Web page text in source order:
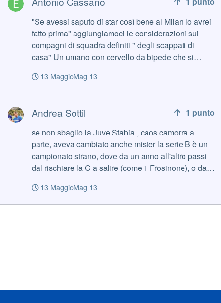
"Se avessi saputo di star così bene al Milan lo avrei
fatto prima" aggiungiamoci le considerazioni sui
compagni di squadra definiti " degli scappati di
casa" Un umano con cervello da bipede che si
pallone.
13 MaggioMag 13
Andrea Sottil 1 punto
se non sbaglio la Juve Stabia , caos camorra a
parte, aveva cambiato anche mister la serie B è un
campionato strano, dove da un anno all'altro passi
dal rischiare la C a salire (come il Frosinone), o dal
pare fece la Salernitana). Per alcuni versi è più
avvincente di quello di A (ma io voglio ritornare
13 MaggioMag 13